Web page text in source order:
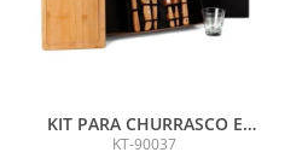
KIT PARA CHURRASCO E
CAIPIRINHA - 9 PÇS
KT-90037